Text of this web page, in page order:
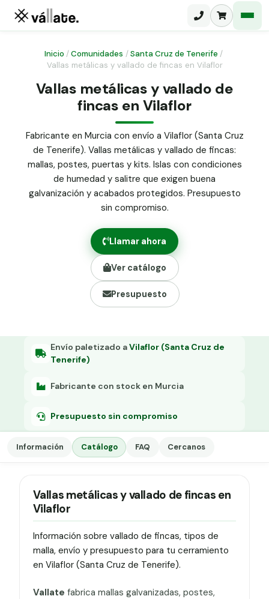
Malla ganadera
Malla simple torsión
Malla triple torsión
Panel malla H.
Puerta abatible dos hojas
Puerta acceso peatonal
Poste malla Hércules
Poste malla simple torsión
Alambre de espino galvanizado
Abrazadera PVC malla H.
Grapa malla H.
Grapadora
Tensor galvanizado
Inicio /Comunidades / Santa Cruz de Tenerife /
Vallas metálicas y vallado de fincas en Vilaflor
Vallas metálicas y vallado de
fincas en Vilaflor
Fabricante en Murcia con envío a Vilaflor (Santa Cruz
de Tenerife). Vallas metálicas y vallado de fincas:
mallas, postes, puertas y kits. Islas con condiciones
de humedad y salitre que exigen buena
galvanización y acabados protegidos. Presupuesto
sin compromiso.
Llamar ahora
Ver catálogo
Presupuesto
Envío paletizado aVilaflor (Santa Cruz de
Tenerife)
Fabricante con stock en Murcia
Presupuesto sin compromiso
Información Catálogo FAQ Cercanos
Vallas metálicas y vallado de fincas en
Vilaflor
Información sobre vallado de fincas, tipos de
malla, envío y presupuesto para tu cerramiento
en Vilaflor (Santa Cruz de Tenerife).
Vallate fabrica mallas galvanizadas, postes,